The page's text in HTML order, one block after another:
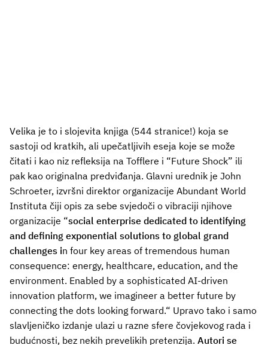
Velika je to i slojevita knjiga (544 stranice!) koja se
sastoji od kratkih, ali upečatljivih eseja koje se može
čitati i kao niz refleksija na Tofflere i “Future Shock” ili
pak kao originalna predviđanja. Glavni urednik je John
Schroeter, izvršni direktor organizacije Abundant World
Instituta čiji opis za sebe svjedoči o vibraciji njihove
organizacije “social enterprise dedicated to identifying
and defining exponential solutions to global grand
challenges in four key areas of tremendous human
consequence: energy, healthcare, education, and the
environment. Enabled by a sophisticated AI-driven
innovation platform, we imagineer a better future by
connecting the dots looking forward.“ Upravo tako i samo
slavljeničko izdanje ulazi u razne sfere čovjekovog rada i
budućnosti, bez nekih prevelikih pretenzija. Autori se